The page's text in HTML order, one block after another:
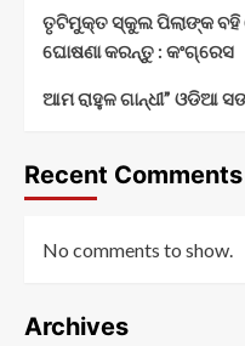
ତୃଟିମୁକ୍ତ ସ୍କୁଲ ପିଲାଙ୍କ ବହି
ଘୋଷଣା କରନ୍ତୁ : କଂଗ୍ରେସ
ଆମ ରାହୁଳ ଗାନ୍ଧୀ” ଓଡିଆ
Recent Comments
No comments to show.
Archives